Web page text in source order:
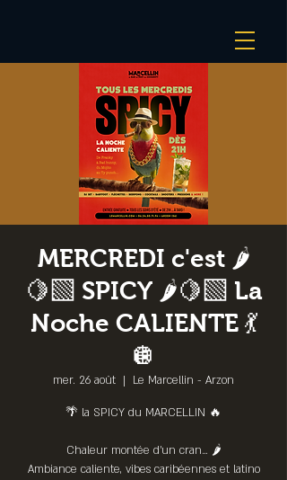
MERCREDI c'est 🌶️
🍋‍🟩 SPICY 🌶️🍋‍🟩 La
Noche CALIENTE 💃
🪩
mer. 26 août
  |
Le Marcellin - Arzon
🌴 la SPICY du MARCELLIN 🔥
Chaleur montée d’un cran… 🌶️
Ambiance caliente, vibes caribéennes et latino